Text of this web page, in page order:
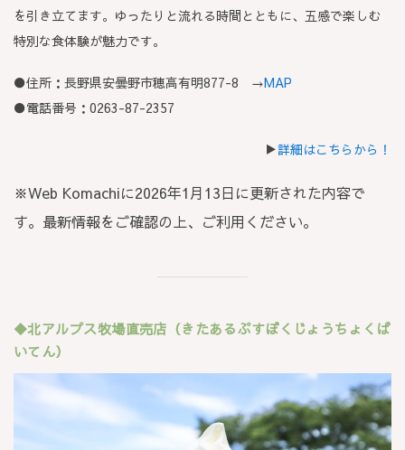
を引き立てます。ゆったりと流れる時間とともに、五感で楽しむ
特別な食体験が魅力です。
●住所：長野県安曇野市穂高有明877-8 →MAP
●電話番号：0263-87-2357
▶詳細はこちらから！
※Web Komachiに2026年1月13日に更新された内容で
す。最新情報をご確認の上、ご利用ください。
◆北アルプス牧場直売店（きたあるぷすぼくじょうちょくば
いてん）